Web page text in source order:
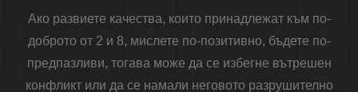
Ако развиете качества, които принадлежат към по-
доброто от 2 и 8, мислете по-позитивно, бъдете по-
предпазливи, тогава може да се избегне вътрешен
конфликт или да се намали неговото разрушително